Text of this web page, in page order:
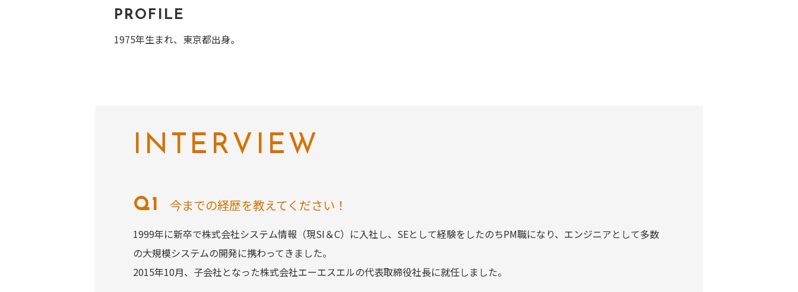
PROFILE
1975年生まれ、東京都出身。
INTERVIEW
今までの経歴を教えてください！
1999年に新卒で株式会社システム情報（現SI＆C）に入社し、SEとして経験をしたのちPM職になり、エンジニアとして多数
の大規模システムの開発に携わってきました。
2015年10月、子会社となった株式会社エーエスエルの代表取締役社長に就任しました。